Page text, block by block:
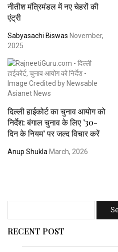
नीतीश मंत्रिमंडल में नए चेहरों की
एंट्री
Sabyasachi Biswas November,
2025
दिल्ली हाईकोर्ट का चुनाव आयोग को
निर्देश: बंगाल चुनाव के लिए ’30-
दिन के नियम’ पर जल्द विचार करें
Anup Shukla March, 2026
RECENT POST